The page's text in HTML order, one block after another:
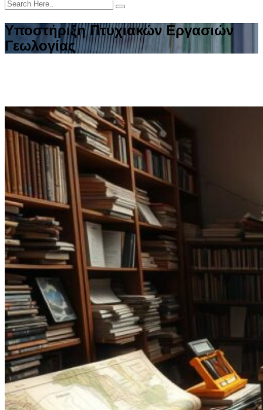
Υποστήριξη Πτυχιακών Εργασιών
Γεωλογίας